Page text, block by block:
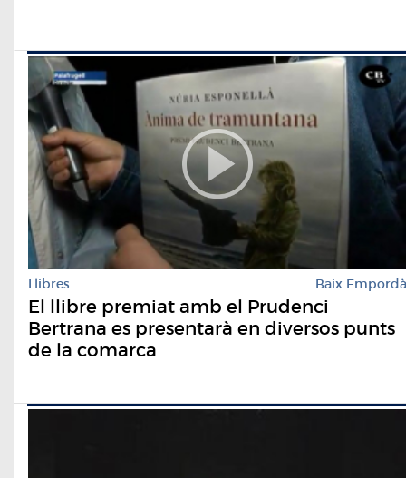
Llibres Baix Empordà
El llibre premiat amb el Prudenci
Bertrana es presentarà en diversos punts
de la comarca